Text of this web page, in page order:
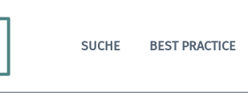
SUCHE BEST PRACTICE